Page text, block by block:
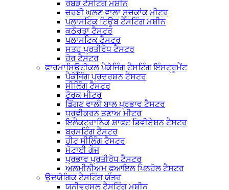
ਰਬੜ ਟੈਸਟਿੰਗ ਮਸ਼ੀਨ
ਚਰਬੀ ਘੁਲਣ ਵਾਲਾ ਸੂਚਕਾਂਕ ਮੀਟਰ
ਪਲਾਸਟਿਕ ਟਿਊਬ ਟੈਸਟਿੰਗ ਮਸ਼ੀਨ
ਕਠੋਰਤਾ ਟੈਸਟਰ
ਪਲਾਸਟਿਕ ਟੈਸਟਰ
ਸਤਹ ਪ੍ਰਤੀਰੋਧ ਟੈਸਟਰ
ਹੋਰ ਟੈਸਟਰ
ਫਾਰਮਾਸਿਊਟੀਕਲ ਪੈਕੇਜਿੰਗ ਟੈਸਟਿੰਗ ਇੰਸਟ੍ਰੂਮੈਂਟ
ਪੈਕੇਜਿੰਗ ਪ੍ਰਦਰਸ਼ਨ ਟੈਸਟਰ
ਸੀਲਿੰਗ ਟੈਸਟਰ
ਟੋਰਕ ਮੀਟਰ
ਡਿੱਗਣ ਵਾਲੀ ਬਾਲ ਪ੍ਰਭਾਵ ਟੈਸਟਰ
ਧਰੁਵੀਕਰਨ ਤਣਾਅ ਮੀਟਰ
ਇਲੈਕਟ੍ਰਾਨਿਕ ਸ਼ਾਫਟ ਡਿਵੀਏਸ਼ਨ ਟੈਸਟਰ
ਬਰਸਟਿੰਗ ਟੈਸਟਰ
ਹੀਟ ਸੀਲਿੰਗ ਟੈਸਟਰ
ਮੋਟਾਈ ਗੇਜ
ਪ੍ਰਭਾਵ ਪ੍ਰਤੀਰੋਧ ਟੈਸਟਰ
ਅਲਮੀਨੀਅਮ ਫੁਆਇਲ ਪਿਨਹੋਲ ਟੈਸਟਰ
ਉਦਯੋਗਿਕ ਟੈਸਟਿੰਗ ਯੰਤਰ
ਯੂਨੀਵਰਸਲ ਟੈਸਟਿੰਗ ਮਸ਼ੀਨ